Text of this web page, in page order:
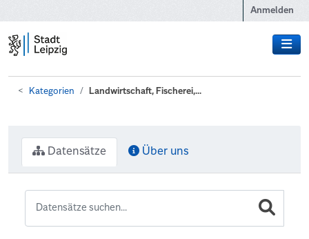
Anmelden
Kategorien Landwirtschaft, Fischerei,...
Datensätze Über uns